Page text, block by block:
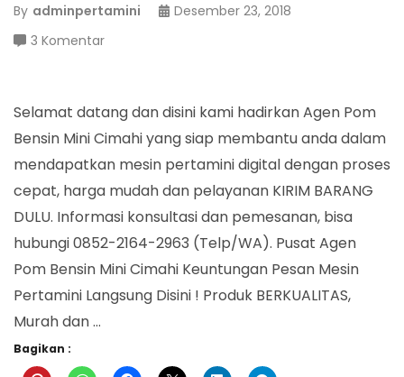
By adminpertamini
Desember 23, 2018
3 Komentarpada
Bensin
Mini
Cimahi
Selamat datang dan disini kami hadirkan Agen Pom
Bensin Mini Cimahi yang siap membantu anda dalam
mendapatkan mesin pertamini digital dengan proses
cepat, harga mudah dan pelayanan KIRIM BARANG
DULU. Informasi konsultasi dan pemesanan, bisa
hubungi 0852-2164-2963 (Telp/WA). Pusat Agen
Pom Bensin Mini Cimahi Keuntungan Pesan Mesin
Pertamini Langsung Disini ! Produk BERKUALITAS,
Murah dan …
Bagikan :